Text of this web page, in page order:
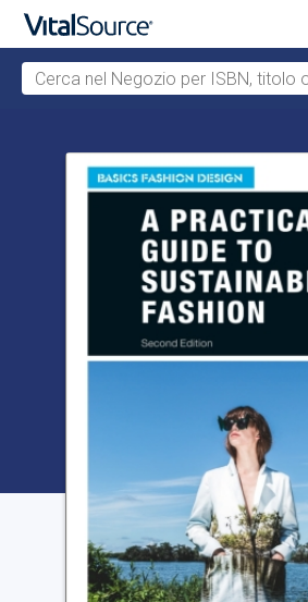
Cerca nel Negozio per ISBN, titolo o